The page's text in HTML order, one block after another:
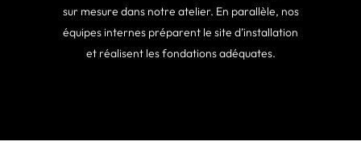
sur mesure dans notre atelier. En parallèle, nos
équipes internes préparent le site d’installation
et réalisent les fondations adéquates.